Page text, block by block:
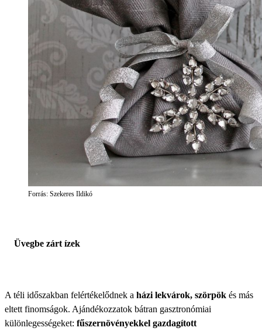
Forrás: Szekeres Ildikó
Üvegbe zárt ízek
A téli időszakban felértékelődnek a házi lekvárok, szörpök és más
eltett finomságok. Ajándékozzatok bátran gasztronómiai
különlegességeket: fűszernövényekkel gazdagított